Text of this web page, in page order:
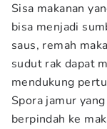
Sisa makanan
bisa menjadi
saus, remah
sudut rak dapat
mendukung
Spora jamur
berpindah ke